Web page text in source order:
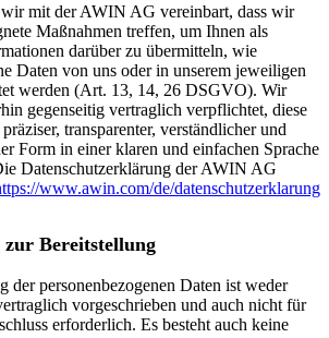
mit der AWIN AG vereinbart, dass wir
Maßnahmen treffen, um Ihnen als
darüber zu übermitteln, wie
Daten von uns oder in unserem jeweiligen
werden (Art. 13, 14, 26 DSGVO). Wir
gegenseitig vertraglich verpflichtet, diese
transparenter, verständlicher und
Form in einer klaren und einfachen Sprache
Datenschutzerklärung der AWIN AG
www.awin.com/de/datenschutzerklarung
Bereitstellung
der personenbezogenen Daten ist weder
vorgeschrieben und auch nicht für
erforderlich. Es besteht auch keine